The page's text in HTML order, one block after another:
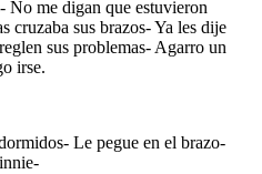
No me digan que estuvieron
cruzaba sus brazos- Ya les dije
sus problemas- Agarro un
irse.
Le pegue en el brazo-